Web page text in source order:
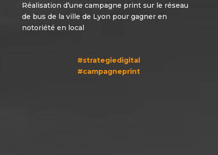
Réalisation d’une campagne print sur le réseau
de bus de la ville de Lyon pour gagner en
notoriété en local
#strategiedigital
#campagneprint